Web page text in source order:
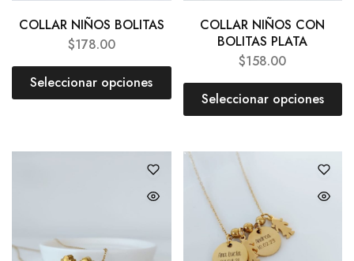
COLLAR NIÑOS BOLITAS
$178.00
Seleccionar opciones
COLLAR NIÑOS CON
BOLITAS PLATA
$158.00
Seleccionar opciones